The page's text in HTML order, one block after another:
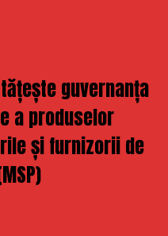
guvernanța
a produselor
și furnizorii de